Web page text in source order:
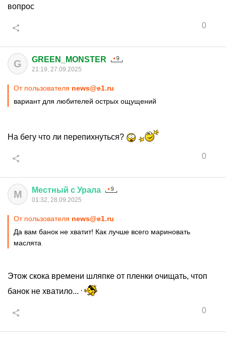
вопрос
0
G GREEN_MONSTER
21:19, 27.09.2025
От пользователя news@e1.ru
вариант для любителей острых ощущений
На бегу что ли перепихнуться?
0
М Местный с Урала
01:32, 28.09.2025
От пользователя news@e1.ru
Да вам банок не хватит! Как лучше всего мариновать
маслята
Этож скока времени шляпке от пленки очищать, чтоп
банок не хватило...
0